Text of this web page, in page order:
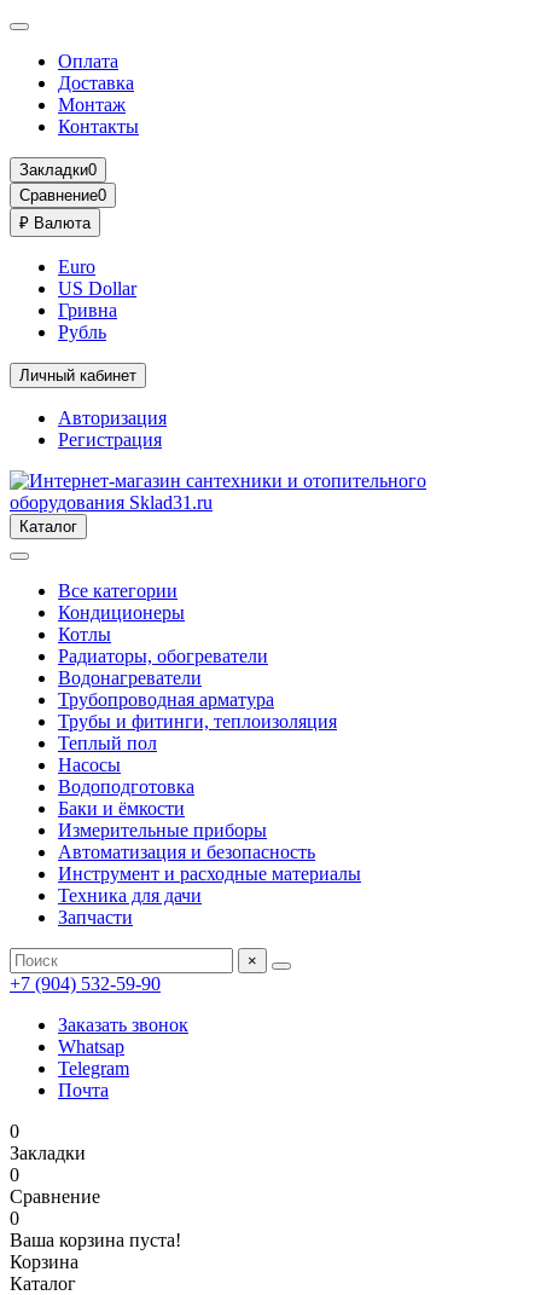
Оплата
Доставка
Монтаж
Контакты
Закладки0
Сравнение0
₽ Валюта
Euro
US Dollar
Гривна
Рубль
Личный кабинет
Авторизация
Регистрация
Каталог
Все категории
Кондиционеры
Котлы
Радиаторы, обогреватели
Водонагреватели
Трубопроводная арматура
Трубы и фитинги, теплоизоляция
Теплый пол
Насосы
Водоподготовка
Баки и ёмкости
Измерительные приборы
Автоматизация и безопасность
Инструмент и расходные материалы
Техника для дачи
Запчасти
×
+7 (904) 532-59-90
Заказать звонок
Whatsap
Telegram
Почта
0
Закладки
0
Сравнение
0
Ваша корзина пуста!
Корзина
Каталог